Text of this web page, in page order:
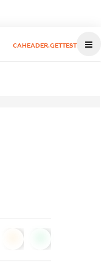
CAHEADER.GETTEST